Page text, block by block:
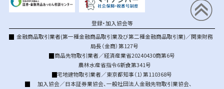
登録・加入協会等
金融商品取引業者(第一種金融商品取引業及び第二種金融商品取引業)／関東財務
局長（金商）第127号
商品先物取引業者／経済産業省20240430商第6号
農林水産省指令6新食第341号
宅地建物取引業者／東京都知事（1）第110368号
加入協会／日本証券業協会、一般社団法人金融先物取引業協会、